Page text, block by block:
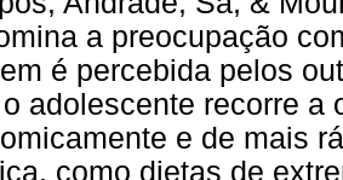
a preocupação
é percebida pelos
adolescente recorre
e de mais
como dietas de